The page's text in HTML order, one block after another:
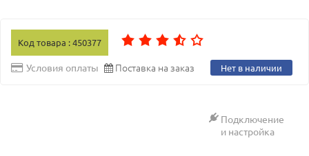
Код товара : 450377
Условия оплаты Поставка на заказ Нет в наличии
Подключение
и настройка